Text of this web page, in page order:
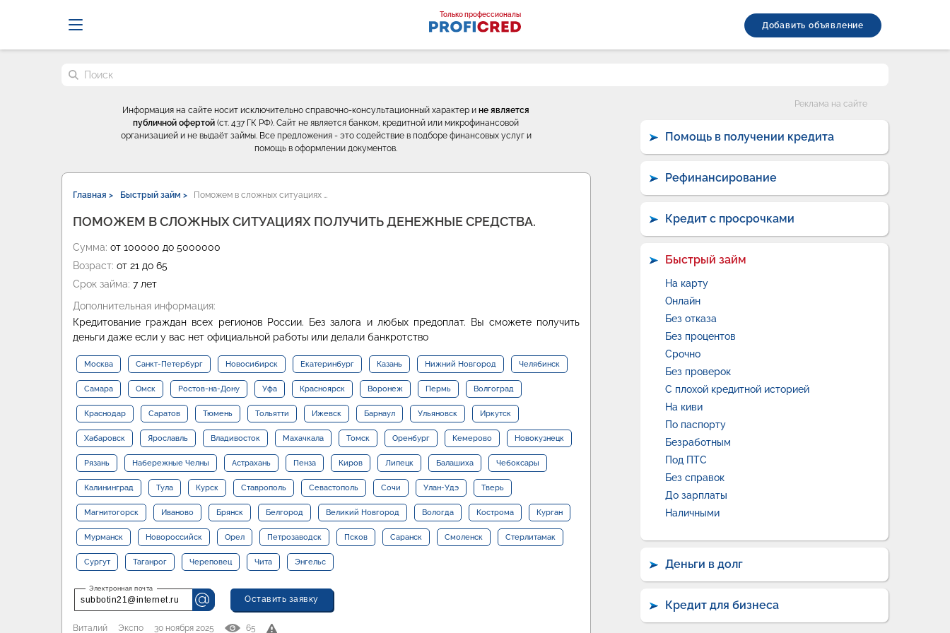
Только профессионалы
Добавить объявление
Поиск по сайту
Информация на сайте носит исключительно справочно-консультационный характер ине является
публичной офертой (ст. 437 ГК РФ). Сайт не является банком, кредитной или микрофинансовой
организацией и не выдаёт займы. Все предложения - это содействие в подборе финансовых услуг и
помощь в оформлении документов.
Главная > Быстрый займ > Поможем в сложных ситуациях …
ПОМОЖЕМ В СЛОЖНЫХ СИТУАЦИЯХ ПОЛУЧИТЬ ДЕНЕЖНЫЕ СРЕДСТВА.
Сумма: от 100000 до 5000000
Возраст: от 21 до 65
Срок займа: 7 лет
Дополнительная информация:
Кредитование граждан всех регионов России. Без залога и любых предоплат. Вы сможете получить
деньги даже если у вас нет официальной работы или делали банкротство
Москва Санкт-Петербург Новосибирск Екатеринбург Казань Нижний Новгород Челябинск
Самара Омск Ростов-на-Дону Уфа Красноярск Воронеж Пермь Волгоград
Краснодар Саратов Тюмень Тольятти Ижевск Барнаул Ульяновск Иркутск
Хабаровск Ярославль Владивосток Махачкала Томск Оренбург Кемерово Новокузнецк
Рязань Набережные Челны Астрахань Пенза Киров Липецк Балашиха Чебоксары
Калининград Тула Курск Ставрополь Севастополь Сочи Улан-Удэ Тверь
Магнитогорск Иваново Брянск Белгород Великий Новгород Вологда Кострома Курган
Мурманск Новороссийск Орел Петрозаводск Псков Саранск Смоленск Стерлитамак
Сургут Таганрог Череповец Чита Энгельс
subbotin21@internet.ru Оставить заявку
Виталий Экспо 30 ноября 2025 65
Реклама на сайте
Помощь в получении кредита
Рефинансирование
Кредит с просрочками
Быстрый займ
На карту
Онлайн
Без отказа
Без процентов
Срочно
Без проверок
С плохой кредитной историей
На киви
По паспорту
Безработным
Под ПТС
Без справок
До зарплаты
Наличными
Деньги в долг
Кредит для бизнеса